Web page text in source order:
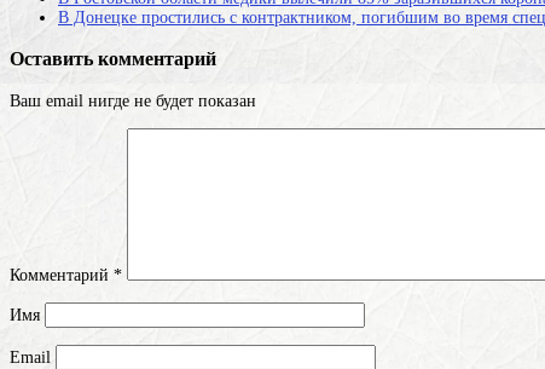
В Донецке простились с контрактником, погибшим во время
Оставить комментарий
Ваш email нигде не будет показан
Комментарий *
Имя
Email